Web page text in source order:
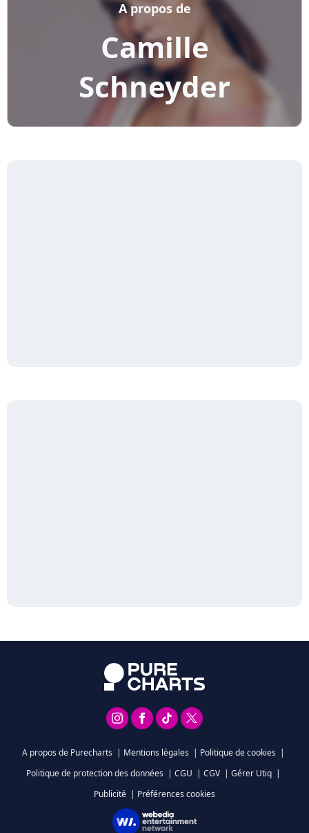
Camille
Schneyder
A propos de
A propos de Purecharts | Mentions légales | Politique de cookies |
Politique de protection des données | CGU | CGV | Gérer Utiq |
Publicité | Préférences cookies